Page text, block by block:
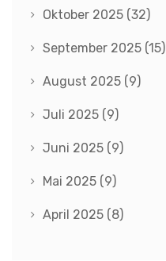
Oktober 2025 (32)
September 2025 (15)
August 2025 (9)
Juli 2025 (9)
Juni 2025 (9)
Mai 2025 (9)
April 2025 (8)